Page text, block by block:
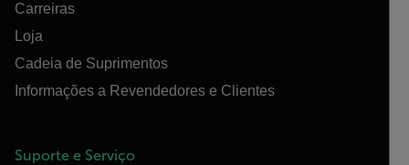
Carreiras
Loja
Cadeia de Suprimentos
Informações a Revendedores e Clientes
Suporte e Serviço